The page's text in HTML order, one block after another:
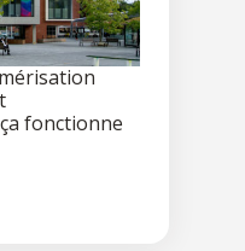
fonctionne